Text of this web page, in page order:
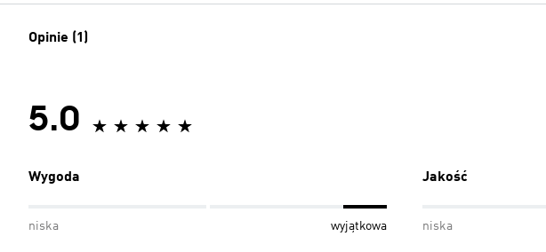
Opinie (1)
5.0
Wygoda
niska wyjątkowa
Jakość
niska